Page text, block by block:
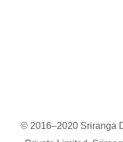
© 2016–2020 Sriranga